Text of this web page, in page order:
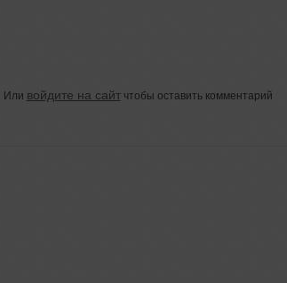
Или войдите на сайтчтобы оставить комментарий